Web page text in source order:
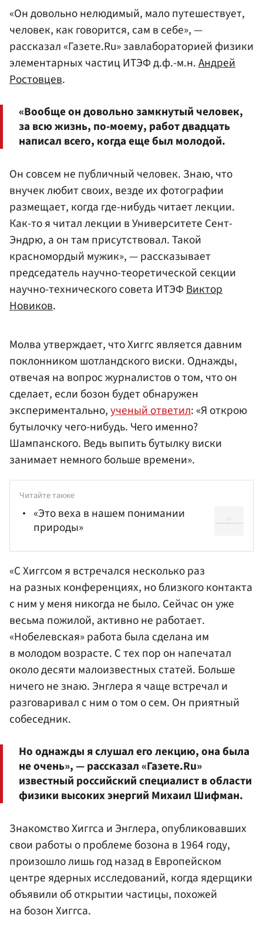
«Он довольно нелюдимый, мало путешествует,
человек, как говорится, сам в себе», —
рассказал «Газете.Ru» завлабораторией физики
элементарных частиц ИТЭФ д.ф.-м.н.Андрей
Ростовцев.
«Вообще он довольно замкнутый человек,
за всю жизнь, по-моему, работ двадцать
написал всего, когда еще был молодой.
Он совсем не публичный человек. Знаю, что
внучек любит своих, везде их фотографии
размещает, когда где-нибудь читает лекции.
Как-то я читал лекции в Университете Сент-
Эндрю, а он там присутствовал. Такой
красномордый мужик», — рассказывает
председатель научно-теоретической секции
научно-технического совета ИТЭФВиктор
Новиков.
Молва утверждает, что Хиггс является давним
поклонником шотландского виски. Однажды,
отвечая на вопрос журналистов о том, что он
сделает, если бозон будет обнаружен
экспериментально,ученый ответил: «Я открою
бутылочку чего-нибудь. Чего именно?
Шампанского. Ведь выпить бутылку виски
занимает немного больше времени».
Читайте также
«Это веха в нашем понимании
природы»
«С Хиггсом я встречался несколько раз
на разных конференциях, но близкого контакта
с ним у меня никогда не было. Сейчас он уже
весьма пожилой, активно не работает.
«Нобелевская» работа была сделана им
в молодом возрасте. С тех пор он напечатал
около десяти малоизвестных статей. Больше
ничего не знаю. Энглера я чаще встречал и
разговаривал с ним о том о сем. Он приятный
собеседник.
Но однажды я слушал его лекцию, она была
не очень», — рассказал «Газете.Ru»
известный российский специалист в области
физики высоких энергий Михаил Шифман.
Знакомство Хиггса и Энглера, опубликовавших
свои работы о проблеме бозона в 1964 году,
произошло лишь год назад в Европейском
центре ядерных исследований, когда ядерщики
объявили об открытии частицы, похожей
на бозон Хиггса.